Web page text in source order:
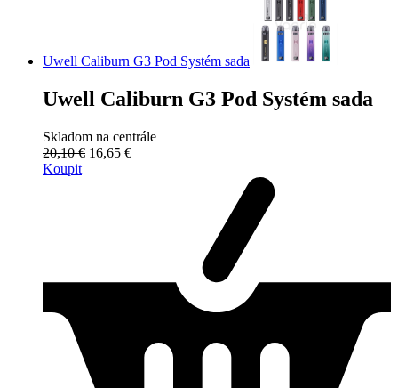
Uwell Caliburn G3 Pod Systém sada
Uwell Caliburn G3 Pod Systém sada
Skladom na centrále
20,10 € 16,65 €
Koupit